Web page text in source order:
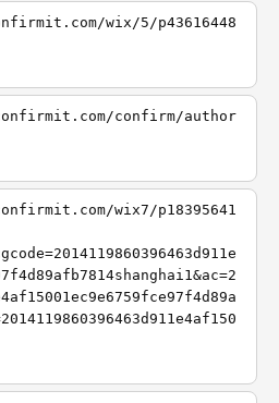
wix/5/p43616448
confirm/author
wix7/p18395641